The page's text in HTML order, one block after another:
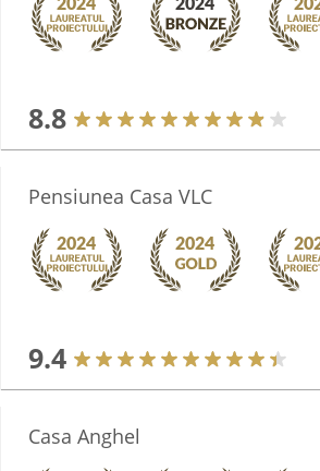
8.8
Pensiunea Casa VLC
9.4
Casa Anghel